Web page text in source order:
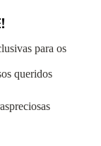
para os
queridos